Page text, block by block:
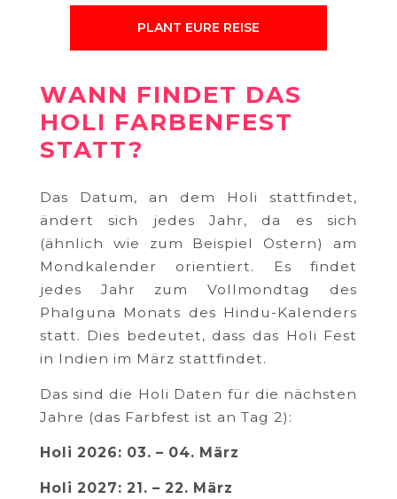
PLANT EURE REISE
WANN FINDET DAS
HOLI FARBENFEST
STATT?
Das Datum, an dem Holi stattfindet,
ändert sich jedes Jahr, da es sich
(ähnlich wie zum Beispiel Ostern) am
Mondkalender orientiert. Es findet
jedes Jahr zum Vollmondtag des
Phalguna Monats des Hindu-Kalenders
statt. Dies bedeutet, dass das Holi Fest
in Indien im März stattfindet.
Das sind die Holi Daten für die nächsten
Jahre (das Farbfest ist an Tag 2):
Holi 2026: 03. – 04. März
Holi 2027: 21. – 22. März